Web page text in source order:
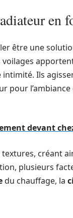
en
être une
Ils
l’ambiance
devant
créant
plusieurs
du chauffage, la